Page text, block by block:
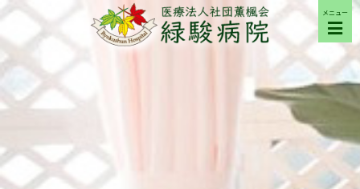
メニュー
ご来院の方へ
病院について
部門紹介